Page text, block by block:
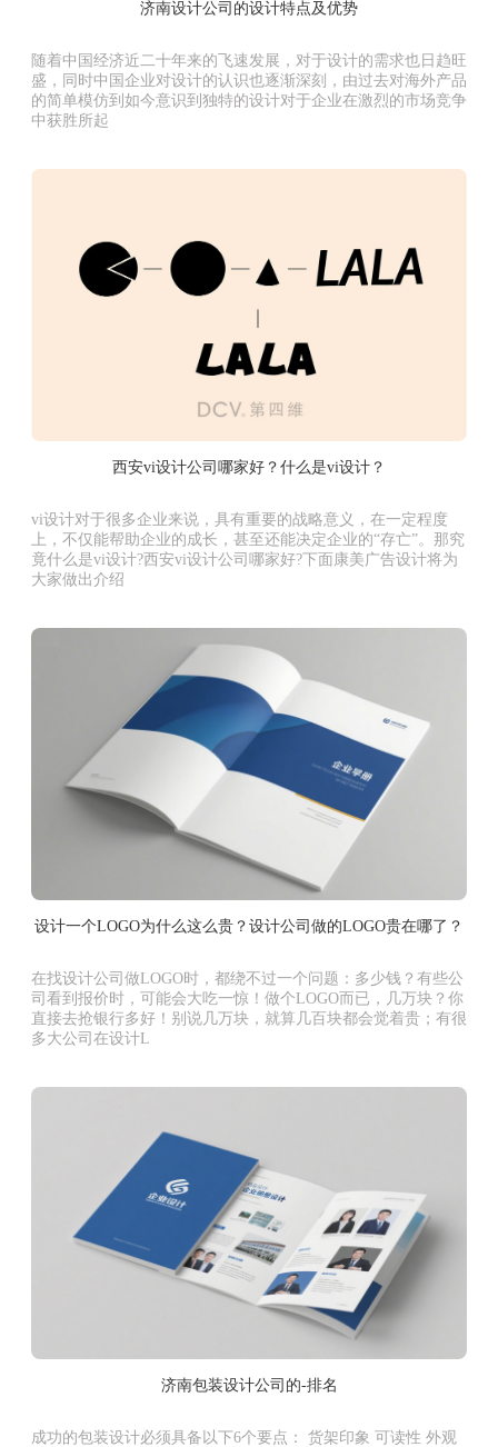
济南设计公司的设计特点及优势
随着中国经济近二十年来的飞速发展，对于设计的需求也日趋旺
盛，同时中国企业对设计的认识也逐渐深刻，由过去对海外产品
的简单模仿到如今意识到独特的设计对于企业在激烈的市场竞争
中获胜所起
西安vi设计公司哪家好？什么是vi设计？
vi设计对于很多企业来说，具有重要的战略意义，在一定程度
上，不仅能帮助企业的成长，甚至还能决定企业的“存亡”。那究
竟什么是vi设计?西安vi设计公司哪家好?下面康美广告设计将为
大家做出介绍
设计一个LOGO为什么这么贵？设计公司做的LOGO贵在哪了？
在找设计公司做LOGO时，都绕不过一个问题：多少钱？有些公
司看到报价时，可能会大吃一惊！做个LOGO而已，几万块？你
直接去抢银行多好！别说几万块，就算几百块都会觉着贵；有很
多大公司在设计L
济南包装设计公司的-排名
成功的包装设计必须具备以下6个要点： 货架印象 可读性 外观